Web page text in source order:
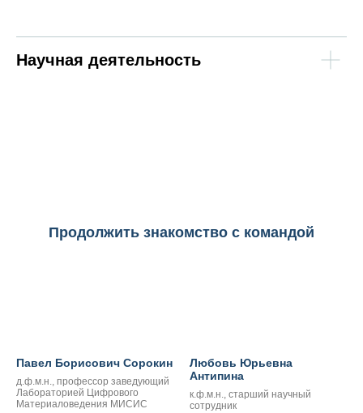
Научная деятельность
Продолжить знакомство с командой
Павел Борисович Сорокин
д.ф.м.н., профессор заведующий
Лабораторией Цифрового
Материаловедения МИСИС
Любовь Юрьевна
Антипина
к.ф.м.н., старший научный
сотрудник